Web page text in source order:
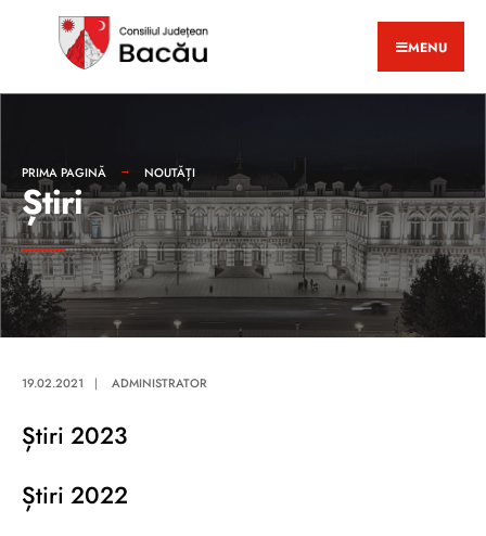
MENU
PRIMA PAGINĂ NOUTĂȚI
Știri
19.02.2021 | ADMINISTRATOR
Știri 2023
Știri 2022